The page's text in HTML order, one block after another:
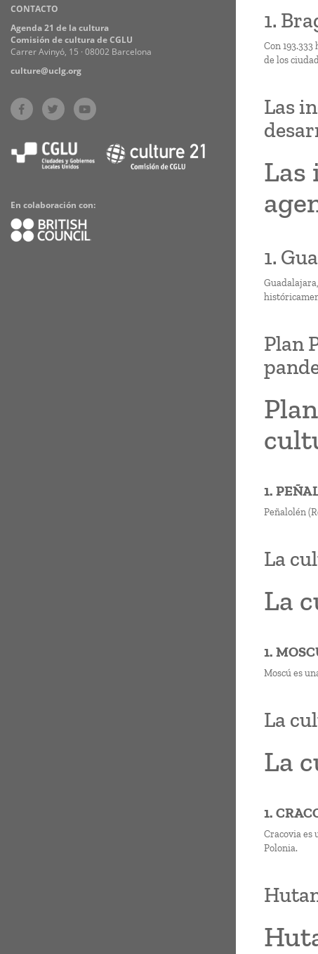
Practices
CONTACTO
Agenda 21 de la cultura
Comisión de cultura de CGLU
Carrer Avinyó, 15 · 08002 Barcelona
culture@uclg.org
En colaboración con:
1.
Con
de los
Las
Las
1.
Plan
1.
Peñalolén
La
La
1.
Moscú es
La
La
1.
Cracovia es
Polonia.